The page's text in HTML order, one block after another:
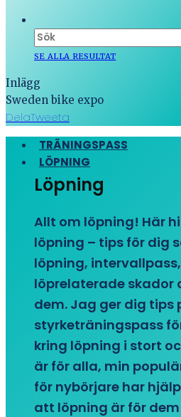
SE ALLA RESULTAT
Inlägg
Sweden bike expo
DelaTweeta
TRÄNINGSPASS
LÖPNING
Löpning
Allt om löpning! Här
löpning – tips för dig
löpning,
löprelaterade skador
dem. Jag ger dig tips
styrketräningspass
kring löpning i stort
är för alla, min
för nybörjare har
att löpning är för